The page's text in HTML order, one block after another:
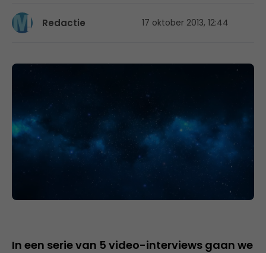
Redactie 17 oktober 2013, 12:44
In een serie van 5 video-interviews gaan we